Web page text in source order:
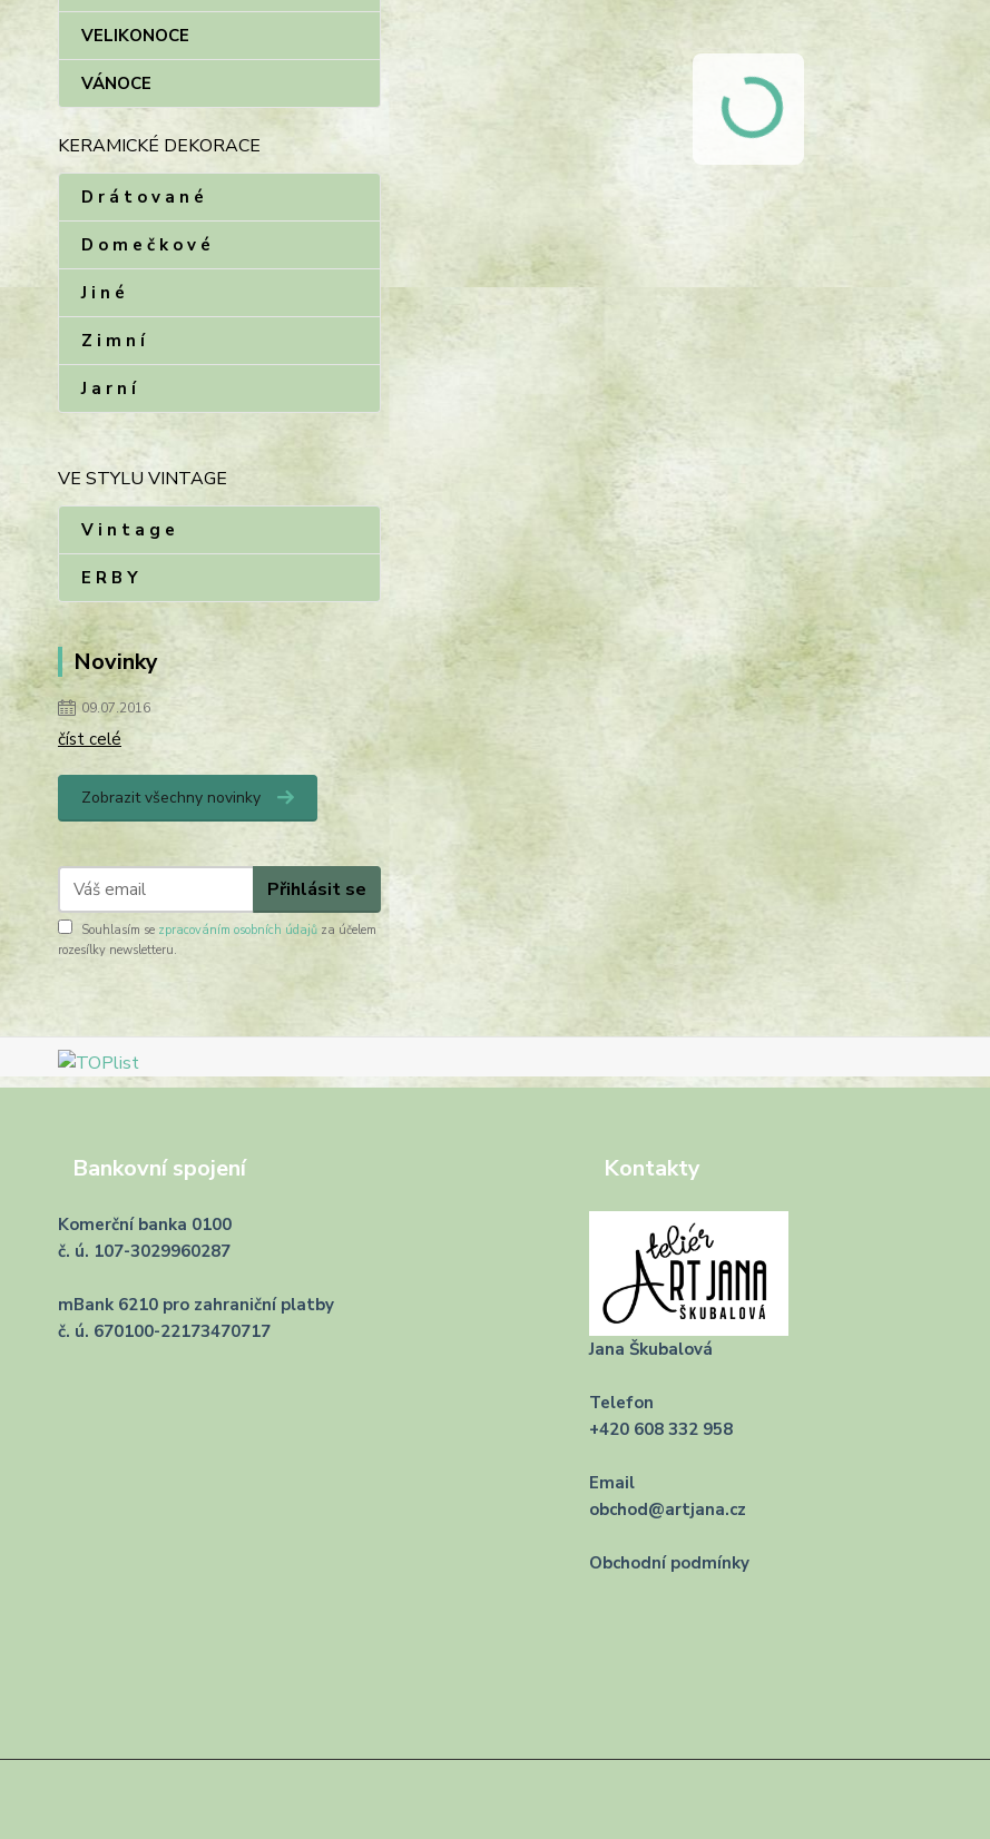
VELIKONOCE
VÁNOCE
KERAMICKÉ DEKORACE
D r á t o v a n é
D o m e č k o v é
J i n é
Z i m n í
J a r n í
VE STYLU VINTAGE
V i n t a g e
E R B Y
Novinky
09.07.2016
číst celé
Zobrazit všechny novinky
Přihlásit se
Souhlasím se zpracováním osobních údajů za účelem
rozesílky newsletteru.
Bankovní spojení
Komerční banka 0100
č. ú. 107-3029960287
mBank 6210 pro zahraniční platby
č. ú. 670100-22173470717
Kontakty
Jana Škubalová
Telefon
+420 608 332 958
Email
obchod@artjana.cz
Obchodní podmínky